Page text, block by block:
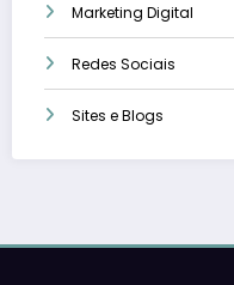
Marketing Digital
Redes Sociais
Sites e Blogs